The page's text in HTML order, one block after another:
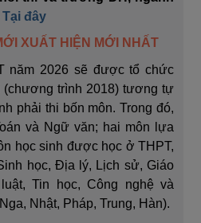
Tại đây
XUẤT HIỆN MỚI NHẤT
năm 2026 sẽ được tổ chức
trình 2018) tương tự
phải thi bốn môn. Trong đó,
và Ngữ văn; hai môn lựa
học sinh được học ở THPT,
học, Địa lý, Lịch sử, Giáo
Tin học, Công nghệ và
Nhật, Pháp, Trung, Hàn).